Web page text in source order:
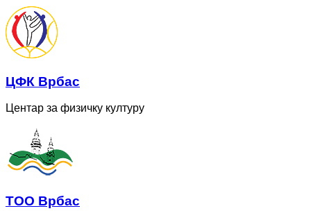
ЦФК Врбас
Центар за физичку културу
ТОО Врбас